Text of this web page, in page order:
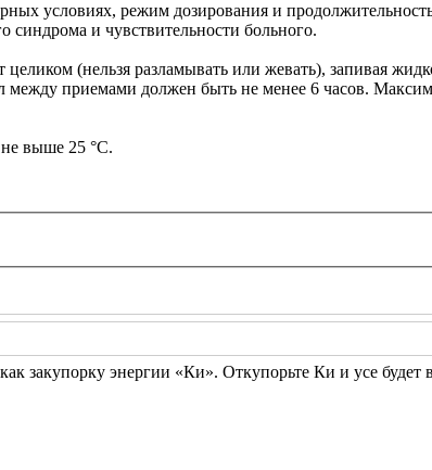
условиях, режим дозирования и
синдрома и чувствительности больного.
(нельзя разламывать или жевать), запивая
между приемами должен быть не менее 6 часов.
выше 25 °C.
закупорку энергии «Ки». Откупорьте Ки и усе будет